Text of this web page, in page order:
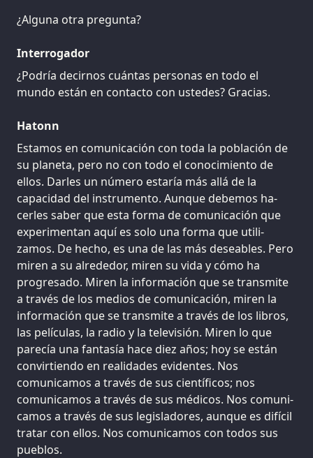
¿Alguna otra pregunta?
Interrogador
¿Podría decirnos cuántas personas en todo el
mundo están en contacto con ustedes? Gracias.
Hatonn
Estamos en comunicación con toda la población de
su planeta, pero no con todo el conocimiento de
ellos. Darles un número estaría más allá de la
capacidad del instrumento. Aunque debemos ha-
cerles saber que esta forma de comunicación que
experimentan aquí es solo una forma que utili-
zamos. De hecho, es una de las más deseables. Pero
miren a su alrededor, miren su vida y cómo ha
progresado. Miren la información que se transmite
a través de los medios de comunicación, miren la
información que se transmite a través de los libros,
las películas, la radio y la televisión. Miren lo que
parecía una fantasía hace diez años; hoy se están
convirtiendo en realidades evidentes. Nos
comunicamos a través de sus científicos; nos
comunicamos a través de sus médicos. Nos comuni-
camos a través de sus legisladores, aunque es difícil
tratar con ellos. Nos comunicamos con todos sus
pueblos.